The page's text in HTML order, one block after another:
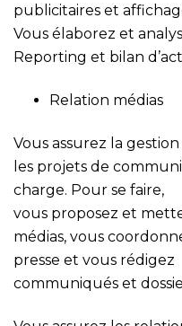
publicitaires et
Vous élaborez et
Reporting et bilan
Relation médias
Vous assurez la
les projets de
charge. Pour se faire,
vous proposez et
médias, vous
presse et vous rédigez
communiqués et